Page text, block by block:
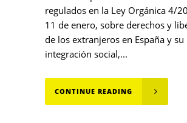
regulados en la Ley Orgánica 4/
11 de enero, sobre derechos y
de los extranjeros en España y su
integración social,...
CONTINUE READING